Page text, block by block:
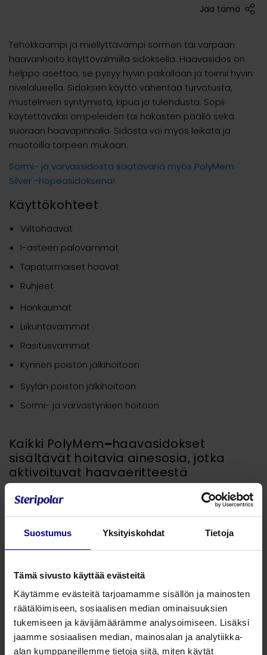
Suostumus Yksityiskohdat Tietoja
Tämä sivusto käyttää evästeitä
Käytämme evästeitä tarjoamamme sisällön ja mainosten
räätälöimiseen, sosiaalisen median ominaisuuksien
tukemiseen ja kävijämäärämme analysoimiseen. Lisäksi
jaamme sosiaalisen median, mainosalan ja analytiikka-
alan kumppaneillemme tietoja siitä, miten käytät
Tehokkaampi ja miellyttävämpi sormen tai varpaan
haavanhoito käyttövalmiilla sidoksella. Haavasidos on
helppo asettaa, se pysyy hyvin paikallaan ja toimii hyvin
nivelalueella. Sidoksen käyttö vähentää turvotusta,
mustelmien syntymistä, kipua ja tulehdusta. Sopii
käytettäväksi ompeleiden tai hakasten päällä sekä
suoraan haavapinnalla. Sidosta voi myös leikata ja
muotoilla tarpeen mukaan.
Sormi- ja varvassidosta saatavana myös PolyMem
Silver -hopeasidoksena!
Käyttökohteet
Viiltohaavat
I-asteen palovammat
Tapaturmaiset haavat
Ruhjeet
Hankaumat
Liikuntavammat
Rasitusvammat
Kynnen poiston jälkihoitoon
Syylän poiston jälkihoitoon
Sormi- ja varvastynkien hoitoon
Kaikki PolyMem–haavasidokset
sisältävät hoitavia ainesosia, jotka
aktivoituvat haavaeritteestä
Pinta-aktiivinen puhdistava ainesosa – myrkytön, pinta-
aktiivinen haavanpuhdistaja
. Pinta-aktiivisena se
haavan mekaanista puhdistamista.
ennaltaehkäisee sidoksen tarttumista haavaan.
Superabsorbenttiantaa sidokselle tehokkaan imukyvyn.
Puoliläpäisevä taustakalvo auttaa säilyttämään
haavalla optimaalisen lämmön ja kosteuden.
Jaa tämä